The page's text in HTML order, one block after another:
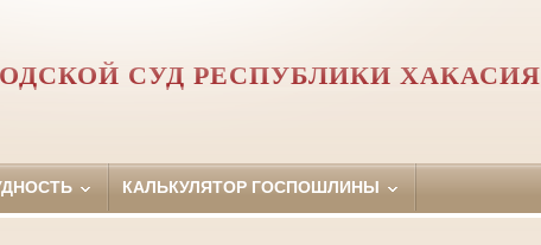
СУД РЕСПУБЛИКИ ХАКАСИЯ
КАЛЬКУЛЯТОР ГОСПОШЛИНЫ